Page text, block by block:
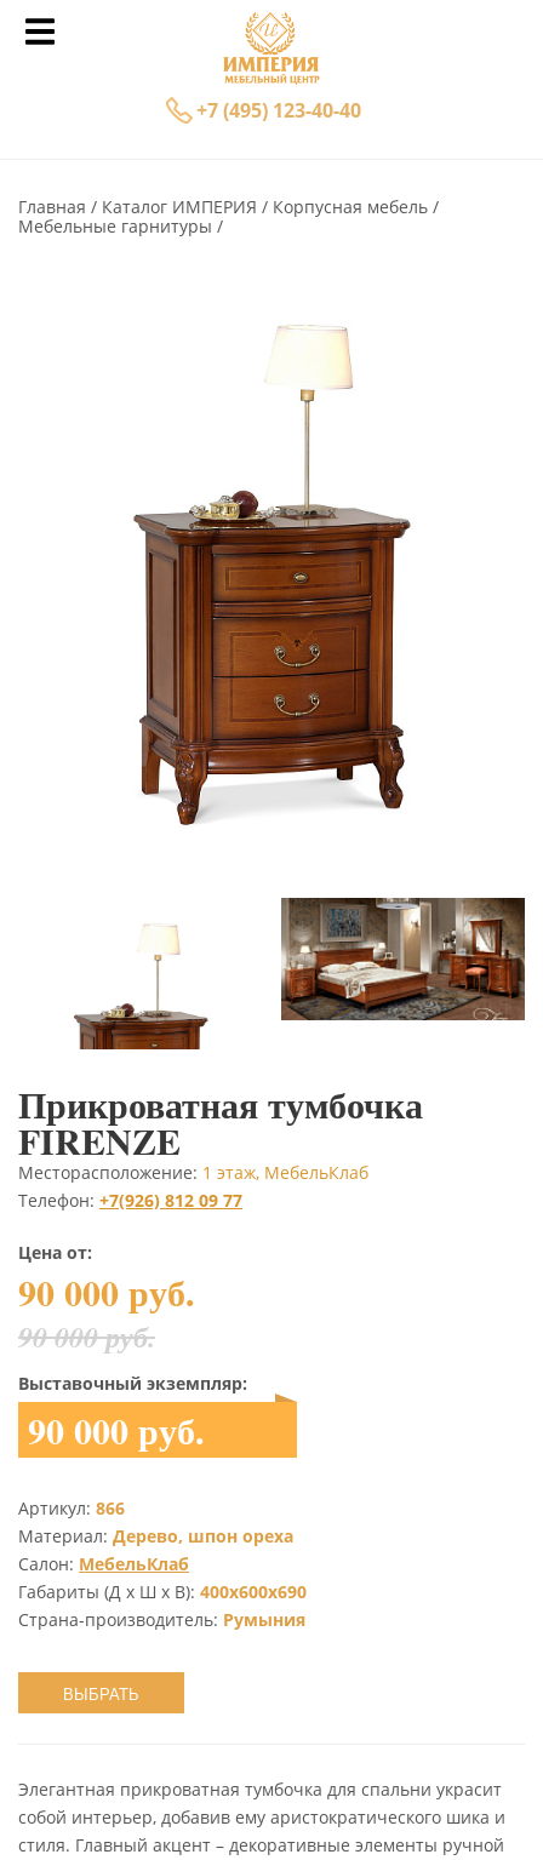
+7 (495) 123-40-40
Главная Каталог ИМПЕРИЯ
Корпусная мебель
Мебельные гарнитуры
Прикроватная тумбочка
FIRENZE
Месторасположение: 1 этаж, МебельКлаб
Телефон: +7(926) 812 09 77
Цена от:
90 000 руб.
90 000 руб.
Выставочный экземпляр:
90 000 руб.
Артикул: 866
Материал: Дерево, шпон ореха
Салон: МебельКлаб
Габариты (Д х Ш х В): 400x600x690
Страна-производитель: Румыния
ВЫБРАТЬ
Элегантная прикроватная тумбочка для спальни украсит
собой интерьер, добавив ему аристократического шика и
стиля. Главный акцент – декоративные элементы ручной